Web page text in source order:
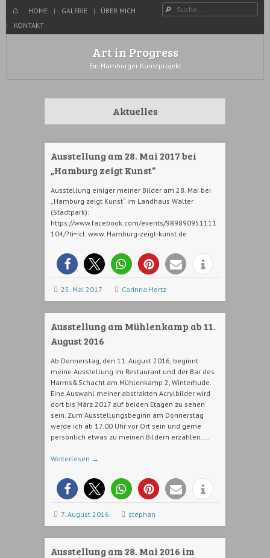
HOME
Menü
WECHSELN SIE ZUM INHALT
HOME GALERIE
ÜBER MICH
KONTAKT
Suche
Art in Progress
Ein Hamburger Kunstprojekt
Aktuelles
Ausstellung am 28. Mai 2017 bei
„Hamburg zeigt Kunst“
Ausstellung einiger meiner Bilder am 28. Mai bei
„Hamburg zeigt Kunst“ im Landhaus Walter
(Stadtpark):
https://www.facebook.com/events/989890951111
104/?ti=icl. www. Hamburg-zeigt-kunst.de
25. Mai 2017 Corinna Hertz
Ausstellung am Mühlenkamp ab 11.
August 2016
Ab Donnerstag, den 11. August 2016, beginnt
meine Ausstellung im Restaurant und der Bar des
Harms&Schacht am Mühlenkamp 2, Winterhude.
Eine Auswahl meiner abstrakten Acrylbilder wird
dort bis März 2017 auf beiden Etagen zu sehen
sein. Zum Ausstellungsbeginn am Donnerstag
werde ich ab 17.00 Uhr vor Ort sein und gerne
persönlich etwas zu meinen Bildern erzählen. …
Weiterlesen →
7. August 2016 stephan
Ausstellung am 28. Mai 2016 im